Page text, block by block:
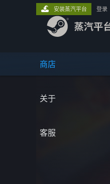
商店
关于
客服
安装蒸汽平台 登录